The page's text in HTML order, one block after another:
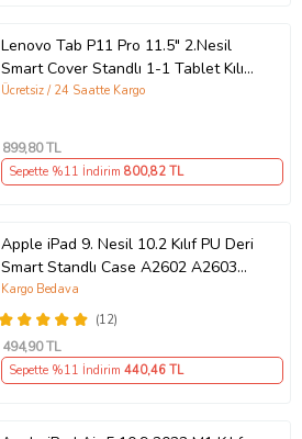
Lenovo Tab P11 Pro 11.5" 2.Nesil
Smart Cover Standlı 1-1 Tablet Kılıf
(Mor)
Ücretsiz / 24 Saatte Kargo
899,80 TL
Sepette %11 İndirim 800,82 TL
Apple iPad 9. Nesil 10.2 Kılıf PU Deri
Smart Standlı Case A2602 A2603
A2604 A260 (27)
(12)
Kargo Bedava
494,90 TL
Sepette %11 İndirim 440,46 TL